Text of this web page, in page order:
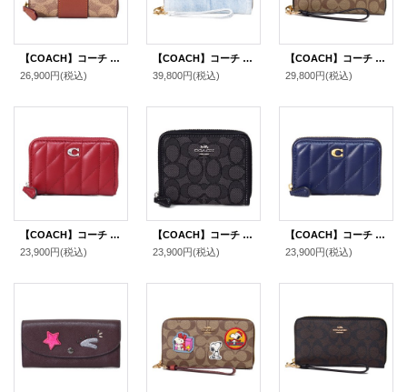
【COACH】コーチ カードケース コーティングキャンバス レザー シグネチャー エッセンシャル スモール ジップ アラウンド スクエア スリム コインケース タンキャラメル（日本未発売）
26,900円(税込)
【COACH】コーチ 長財布 デニム レザー ロゴ リストレット ロング ジップ アラウンド 長財布 ライトインディゴ（日本未発売）
39,800円(税込)
【COACH】コーチ コーティングキャンバス スムースレザー シグネチャー リストレット ロング ジップ アラウンド 長財布 カーキ×ブラック（日本未発売）
29,800円(税込)
【COACH】コーチ カードケース レザー キルティング ピロー ロゴ スモール ジップ アラウンド スクエア スリム コインケース ダークルビー（日本未発売）
23,900円(税込)
【COACH】コーチ ジャガード レザー シグネチャー ロゴ スモール ジップ アラウンド ウォレット 二つ折り 財布 ブラックスモークブラックマルチ〔日本未発売〕
23,900円(税込)
【COACH】コーチ カードケース レザー キルティング ピロー ロゴ スモール ジップ アラウンド スクエア スリム コインケース ダークネイビー（日本未発売）
23,900円(税込)